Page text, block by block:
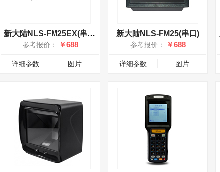
新大陆NLS-FM25EX(串口)
参考报价： ￥688
详细参数 图片
新大陆NLS-FM25(串口)
参考报价： ￥688
详细参数 图片